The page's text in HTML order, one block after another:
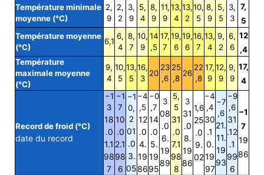
Température minimale
moyenne (°C)
2,
9
2,
2
3,
9
5,
4
8,
9
11,
9
13,
4
13,
2
10,
5
8,
9
5,
5
3,
3
7,
5
Température moyenne
(°C)
6,1
6,
4
8,
7
10,
9
14
,5
17,
7
19,
6
19,
6
16,
7
13,
4
9,
2
6,
6
12
,4
Température
maximale moyenne
(°C)
9,
4
10,
5
13,
5
16,
3
20
23
,6
25
,8
26
22
,8
17,
9
12,
9
9,
9
17,
4
Record de froid (°C)
date du record
−1
3
18
.0
1.1
98
7
−1
7
10
.0
2.1
98
6
−1
0,
2
01
.0
3.
05
−4
,5
12
.0
4.
19
86
−0
,7
14
.0
5.
19
95
3
08
.0
6.
19
89
5,
5
31
.0
7.1
98
8
3
31
.0
8.
19
86
1,6
25
.0
9.
02
−4
,4
30
.1
0.
19
97
−7
,6
21.
11.
19
93
−9
,6
31
.12
.1
99
6
−1
7
19
86